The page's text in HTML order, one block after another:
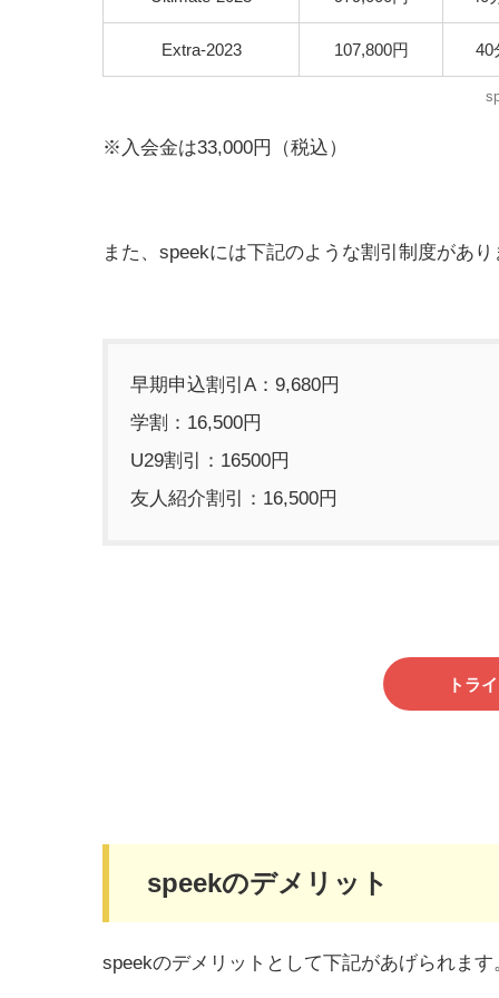
Extra-2023 107,800円 40
※入会金は33,000円（税込）
また、speekには下記のような割引制度があり
早期申込割引A：9,680円
学割：16,500円
U29割引：16500円
友人紹介割引：16,500円
トラ
speekのデメリット
speekのデメリットとして下記があげられます